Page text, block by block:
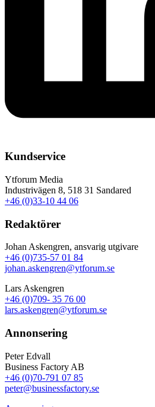
Kundservice
Ytforum Media
Industrivägen 8, 518 31 Sandared
+46 (0)33-10 44 06
Redaktörer
Johan Askengren, ansvarig utgivare
+46 (0)735-57 01 84
johan.askengren@ytforum.se
Lars Askengren
+46 (0)709- 35 76 00
lars.askengren@ytforum.se
Annonsering
Peter Edvall
Business Factory AB
+46 (0)70-791 07 85
peter@businessfactory.se